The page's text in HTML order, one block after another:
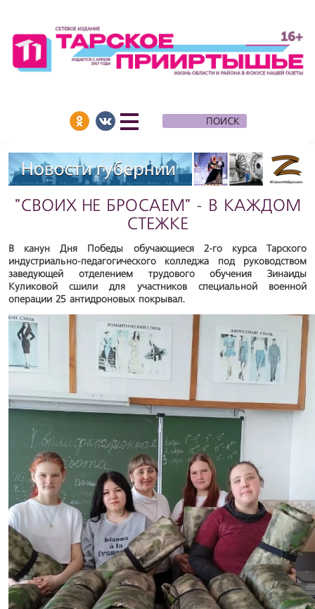
"СВОИХ НЕ БРОСАЕМ" - В КАЖДОМ
СТЕЖКЕ
В канун Дня Победы обучающиеся 2-го курса Тарского
индустриально-педагогического колледжа под руководством
заведующей отделением трудового обучения Зинаиды
Куликовой сшили для участников специальной военной
операции 25 антидроновых покрывал.